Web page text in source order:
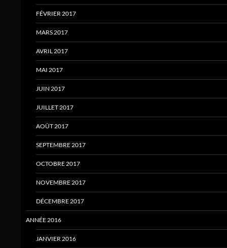
FÉVRIER 2017
MARS 2017
AVRIL 2017
MAI 2017
JUIN 2017
JUILLET 2017
AOÛT 2017
SEPTEMBRE 2017
OCTOBRE 2017
NOVEMBRE 2017
DÉCEMBRE 2017
ANNÉE 2016
JANVIER 2016